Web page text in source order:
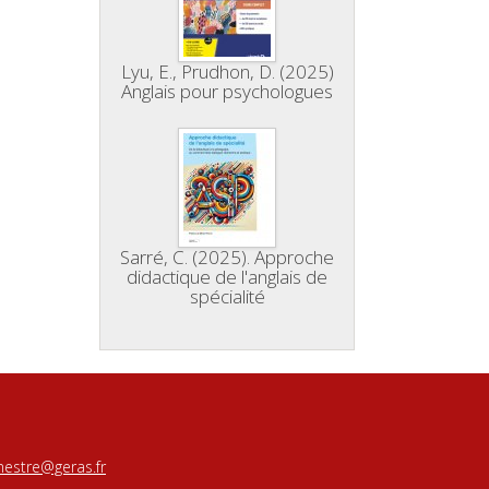
Lyu, E., Prudhon, D. (2025)
Anglais pour psychologues
Sarré, C. (2025). Approche
didactique de l'anglais de
spécialité